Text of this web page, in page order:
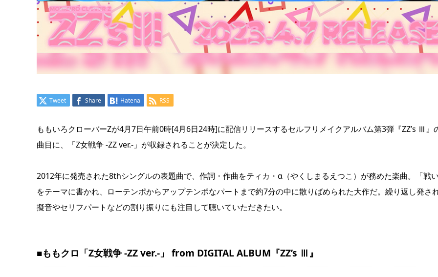
Tweet Share Hatena RSS
ももいろクローバーZが4月7日午前0時[4月6日24時]に配信リリースするセルフリメイクアルバム第3弾『ZZ’s Ⅲ』
曲目に、「Z女戦争 -ZZ ver.-」が収録されることが決定した。
2012年に発売された8thシングルの表題曲で、作詞・作曲をティカ・α（やくしまるえつこ）が務めた楽曲。「戦い
をテーマに書かれ、ローテンポからアップテンポなパートまで約7分の中に散りばめられた大作だ。繰り返し発さ
擬音やセリフパートなどの割り振りにも注目して聴いていただきたい。
■ももクロ「Z女戦争 -ZZ ver.-」 from DIGITAL ALBUM『ZZ’s Ⅲ』